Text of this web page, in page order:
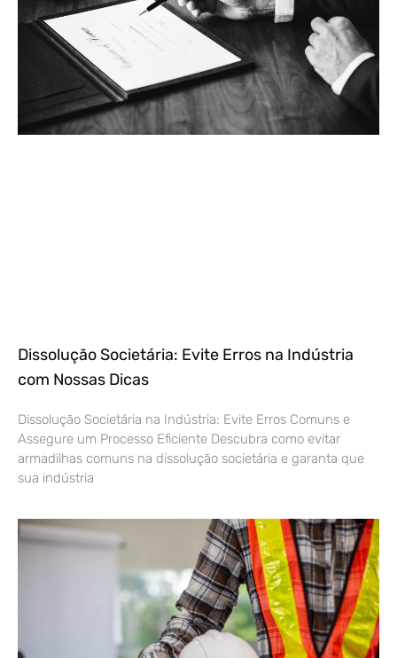
Dissolução Societária: Evite Erros na Indústria
com Nossas Dicas
Dissolução Societária na Indústria: Evite Erros Comuns e
Assegure um Processo Eficiente Descubra como evitar
armadilhas comuns na dissolução societária e garanta que
sua indústria